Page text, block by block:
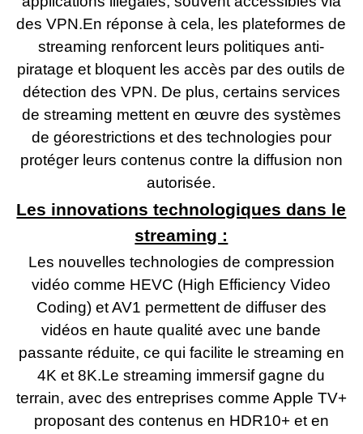
des VPN.En réponse à cela, les plateformes de
streaming renforcent leurs politiques anti-
piratage et bloquent les accès par des outils de
détection des VPN. De plus, certains services
de streaming mettent en œuvre des systèmes
de géorestrictions et des technologies pour
protéger leurs contenus contre la diffusion non
autorisée.
Les innovations technologiques dans le
streaming :
Les nouvelles technologies de compression
vidéo comme HEVC (High Efficiency Video
Coding) et AV1 permettent de diffuser des
vidéos en haute qualité avec une bande
passante réduite, ce qui facilite le streaming en
4K et 8K.Le streaming immersif gagne du
terrain, avec des entreprises comme Apple TV+
proposant des contenus en HDR10+ et en